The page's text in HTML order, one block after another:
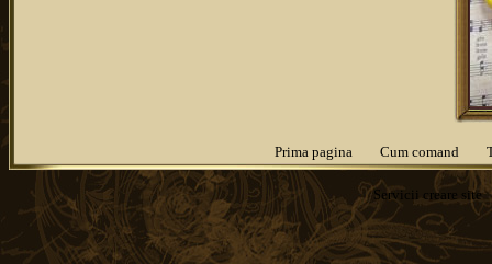
Prima pagina Cum comand
Servicii creare site